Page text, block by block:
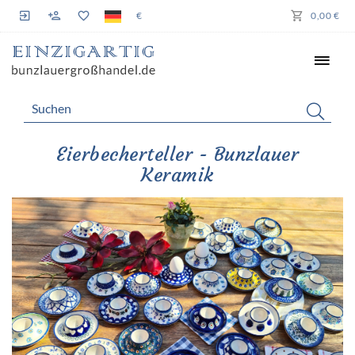
€ 0,00 €
Eierbecherteller - Bunzlauer
Keramik